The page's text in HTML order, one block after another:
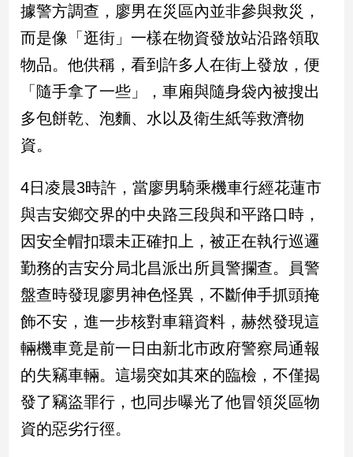
會
點
觀
點
兩
國
際
會/
地
方
新
冠
毒
專
區
據警方調查，廖男在災區內並非參與救災，
而是像「逛街」一樣在物資發放站沿路領取
物品。他供稱，看到許多人在街上發放，便
「隨手拿了一些」，車廂與隨身袋內被搜出
多包餅乾、泡麵、水以及衛生紙等救濟物
資。
4日凌晨3時許，當廖男騎乘機車行經花蓮市
與吉安鄉交界的中央路三段與和平路口時，
因安全帽扣環未正確扣上，被正在執行巡邏
勤務的吉安分局北昌派出所員警攔查。員警
盤查時發現廖男神色怪異，不斷伸手抓頭掩
飾不安，進一步核對車籍資料，赫然發現這
輛機車竟是前一日由新北市政府警察局通報
的失竊車輛。這場突如其來的臨檢，不僅揭
發了竊盜罪行，也同步曝光了他冒領災區物
資的惡劣行徑。